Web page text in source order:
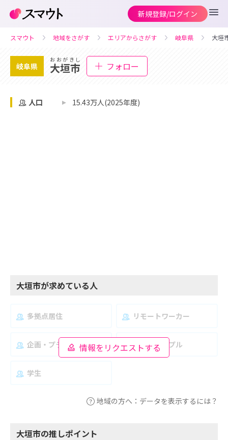
新規登録/ログイン
スマウト 地域をさがす エリアからさがす 岐阜県 大垣
岐阜県
おおがきし
大垣市 フォロー
人口 15.43万人(2025年度)
大垣市が求めている人
情報をリクエストする
多拠点居住 リモートワーカー
企画・プランナー 夫婦・カップル
学生
地域の方へ：データを表示するには？
大垣市の推しポイント